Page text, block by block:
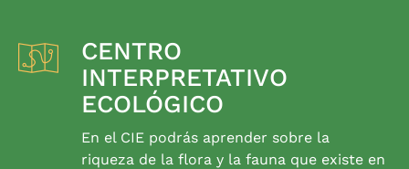
CENTRO
INTERPRETATIVO
ECOLÓGICO
En el CIE podrás aprender sobre la
riqueza de la flora y la fauna que existe en